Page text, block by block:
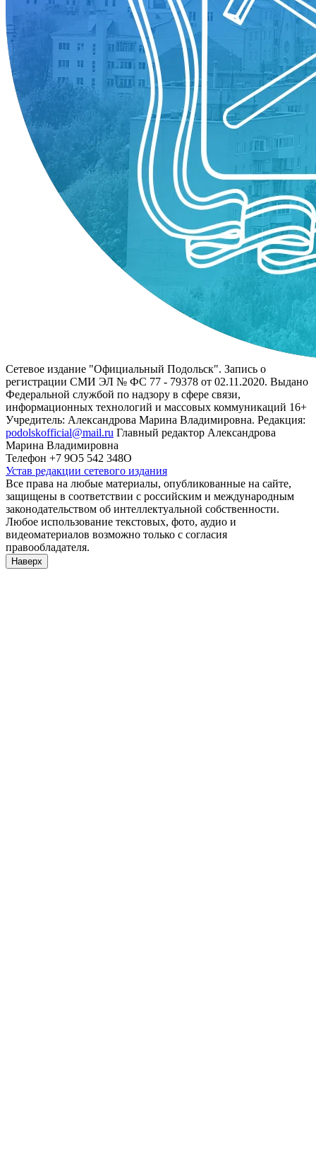
Сетевое издание "Официальный Подольск". Запись о
регистрации СМИ ЭЛ № ФС 77 - 79378 от 02.11.2020. Выдано
Федеральной службой по надзору в сфере связи,
информационных технологий и массовых коммуникаций 16+
Учредитель: Александрова Марина Владимировна. Редакция:
podolskofficial@mail.ru Главный редактор Александрова
Марина Владимировна
Телефон +7 9О5 542 348О
Устав редакции сетевого издания
Все права на любые материалы, опубликованные на сайте,
защищены в соответствии с российским и международным
законодательством об интеллектуальной собственности.
Любое использование текстовых, фото, аудио и
видеоматериалов возможно только с согласия
правообладателя.
Наверх